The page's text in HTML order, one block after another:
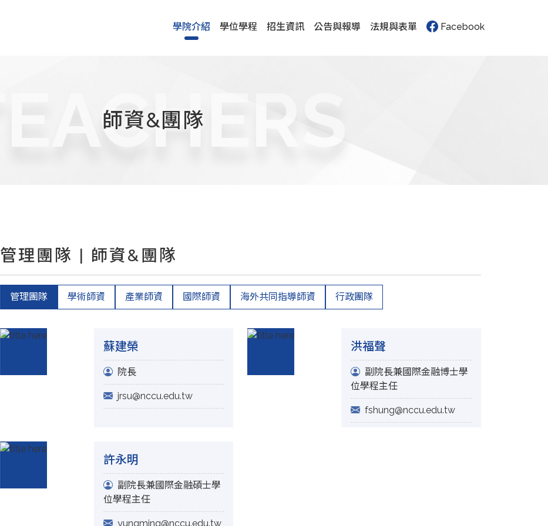
學院介紹 學位學程 招生資訊 公告與報導 法規與表單 Facebook
師資&團隊
TEACHERS
管理團隊 | 師資&團隊
管理團隊 學術師資 產業師資 國際師資 海外共同指導師資 行政團隊
蘇建榮
院長
jrsu@nccu.edu.tw
洪福聲
副院長兼國際金融博士學
位學程主任
fshung@nccu.edu.tw
許永明
副院長兼國際金融碩士學
位學程主任
yungming@nccu.edu.tw